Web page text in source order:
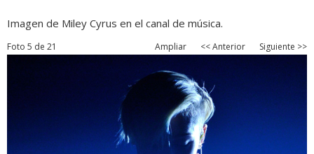
Imagen de Miley Cyrus en el canal de música.
Foto 5 de 21 Ampliar << Anterior Siguiente >>